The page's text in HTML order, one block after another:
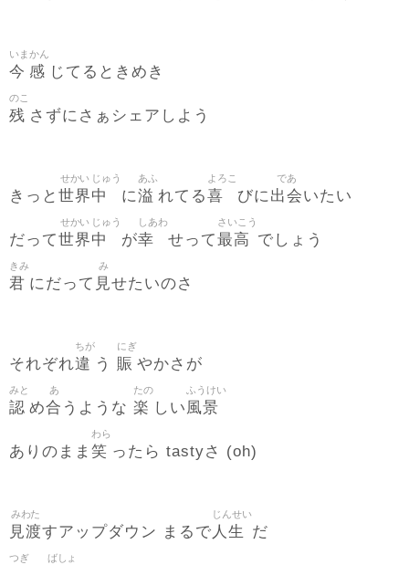
今
いま
感
かん
じてるときめき
残
のこ
さずにさぁシェアしよう
きっと 世界
せかい
中
じゅう
に溢
あふ
れてる喜
よろこ
びに出会
であ
いたい
だって世界
せかい
中
じゅう
が幸
しあわ
せって最高
さいこう
でしょう
君
きみ
にだって 見
み
せたいのさ
それぞれ違
ちが
う 賑
にぎ
やかさが
認
みと
め合
あ
うような 楽
たの
しい風景
ふうけい
ありのまま 笑
わら
ったら tastyさ (oh)
見渡
みわた
すアップダウン まるで 人生
じんせい
だ
つぎ ばしょ